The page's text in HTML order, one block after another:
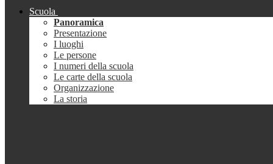
Scuola
Panoramica
Presentazione
I luoghi
Le persone
I numeri della scuola
Le carte della scuola
Organizzazione
La storia